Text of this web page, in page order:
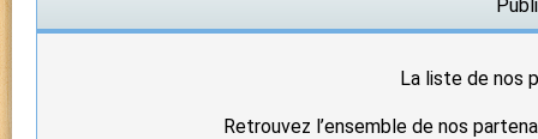
La liste de nos
Retrouvez l’ensemble de nos